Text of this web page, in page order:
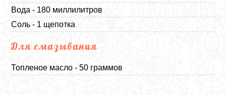
Вода - 180 миллилитров
Соль - 1 щепотка
Для смазывания
Топленое масло - 50 граммов